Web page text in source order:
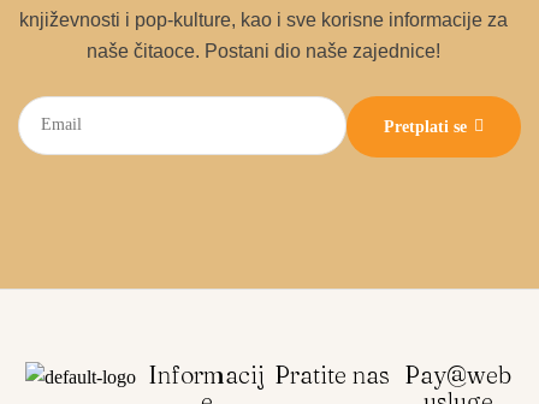
književnosti i pop-kulture, kao i sve korisne informacije za
naše čitaoce. Postani dio naše zajednice!
Pretplati se
Informacij Pratite nas Pay@web